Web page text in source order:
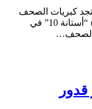
تجد كبريات الصحف
السياسية الروسية من ضرورة لتخصيص لقاء “أستانة 10” في
الصحف…